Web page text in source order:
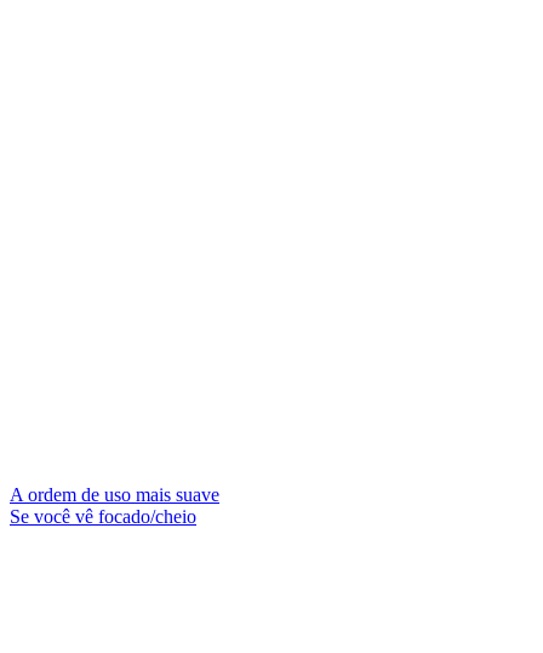
A ordem de uso mais suave
Se você vê focado/cheio